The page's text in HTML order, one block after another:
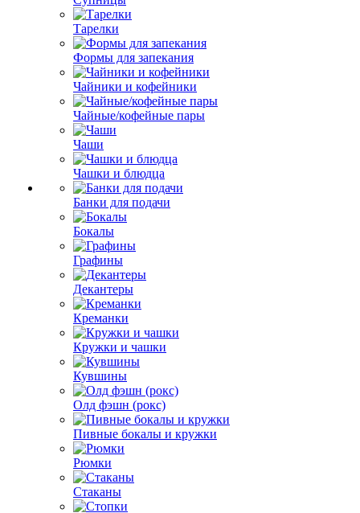
Тарелки
Формы для запекания
Чайники и кофейники
Чайные/кофейные пары
Чаши
Чашки и блюдца
Банки для подачи
Бокалы
Графины
Декантеры
Креманки
Кружки и чашки
Кувшины
Олд фэшн (рокс)
Пивные бокалы и кружки
Рюмки
Стаканы